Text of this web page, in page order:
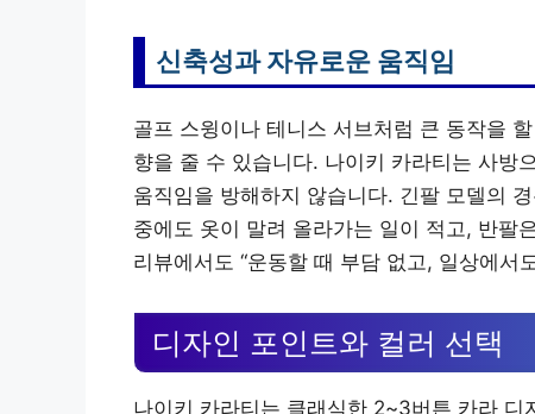
신축성과 자유로운 움직임
골프 스윙이나 테니스 서브처럼 큰 동작을
향을 줄 수 있습니다. 나이키 카라티는 사방
움직임을 방해하지 않습니다. 긴팔 모델의
중에도 옷이 말려 올라가는 일이 적고, 반팔
리뷰에서도 “운동할 때 부담 없고, 일상에서
디자인 포인트와 컬러 선택
나이키 카라티는 클래식한 2~3버튼 카라